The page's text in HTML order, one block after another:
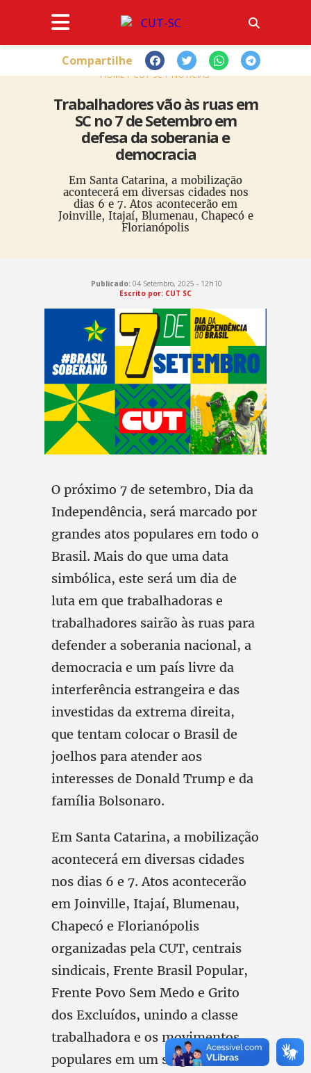
HOME CUT-SC NOTÍCIAS
Trabalhadores vão às ruas em
SC no 7 de Setembro em
defesa da soberania e
democracia
Em Santa Catarina, a mobilização
acontecerá em diversas cidades nos
dias 6 e 7. Atos acontecerão em
Joinville, Itajaí, Blumenau, Chapecó e
Florianópolis
Compartilhe
Publicado: 04 Setembro, 2025 - 12h10
Escrito por: CUT SC
O próximo 7 de setembro, Dia da
Independência, será marcado por
grandes atos populares em todo o
Brasil. Mais do que uma data
simbólica, este será um dia de
luta em que trabalhadoras e
trabalhadores sairão às ruas para
defender a soberania nacional, a
democracia e um país livre da
interferência estrangeira e das
investidas da extrema direita,
que tentam colocar o Brasil de
joelhos para atender aos
interesses de Donald Trump e da
família Bolsonaro.
Em Santa Catarina, a mobilização
acontecerá em diversas cidades
nos dias 6 e 7. Atos acontecerão
em Joinville, Itajaí, Blumenau,
Chapecó e Florianópolis
organizadas pela CUT, centrais
sindicais, Frente Brasil Popular,
Frente Povo Sem Medo e Grito
dos Excluídos, unindo a classe
trabalhadora e os movimentos
populares em um só grito de